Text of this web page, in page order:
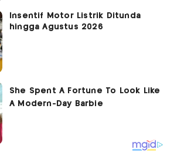
Insentif Motor Listrik Ditunda
hingga Agustus 2026